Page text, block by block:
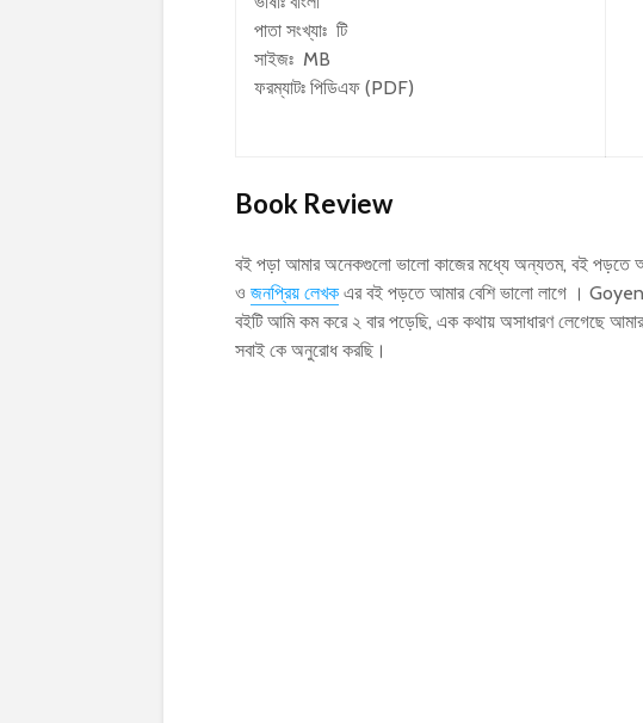
পাতা সংখ্যাঃ টি
সাইজঃ MB
ফরম্যাটঃ পিডিএফ (PDF)
Book Review
বই পড়া আমার অনেকগুলো ভালো কাজের মধ্যে অন্যতম, বই পড়তে
ও জনপ্রিয় লেখক এর বই পড়তে আমার বেশি ভালো লাগে ।
বইটি আমি কম করে ২ বার পড়েছি, এক কথায় অসাধারণ লেগেছে
সবাই কে অনুরোধ করছি।